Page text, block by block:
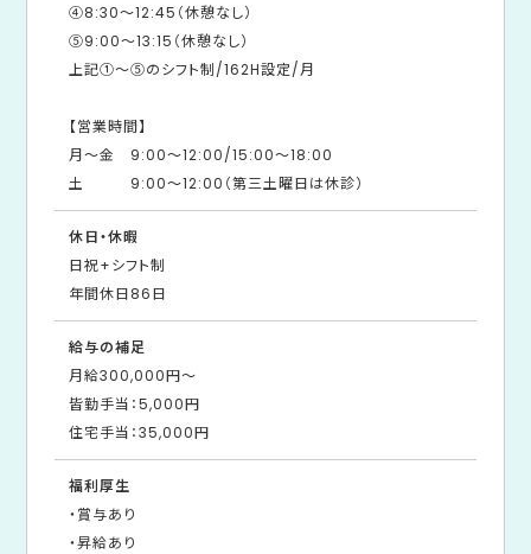
④8:30～12:45（休憩なし）
⑤9:00～13:15（休憩なし）
上記①～⑤のシフト制/162H設定/月
【営業時間】
月～金 9:00～12:00/15:00～18:00
土 9:00～12:00（第三土曜日は休診）
休日・休暇
日祝+シフト制
年間休日86日
給与の補足
月給300,000円～
皆勤手当：5,000円
住宅手当：35,000円
福利厚生
・賞与あり
・昇給あり